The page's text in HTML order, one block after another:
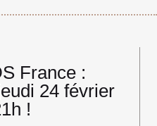
France :
24 février
!